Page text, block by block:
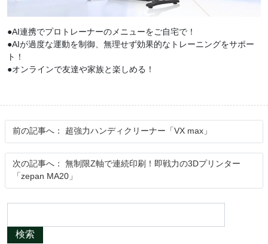
●AI連携でプロトレーナーのメニューをご自宅で！
●AIが過度な運動を制御、無理せず効果的なトレーニングをサポー
ト！
●オンラインで友達や家族と楽しめる！
前の記事へ： 超強力ハンディクリーナー「VX max」
次の記事へ：
無制限Z軸で連続印刷！即戦力の3Dプリンター
「zepan MA20」
検索